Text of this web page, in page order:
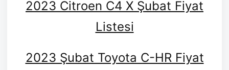
2023 Citroen C4 X Şubat Fiyat
Listesi
2023 Şubat Toyota C-HR Fiyat